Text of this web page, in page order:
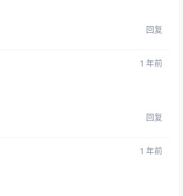
回复
1 年前
回复
1 年前